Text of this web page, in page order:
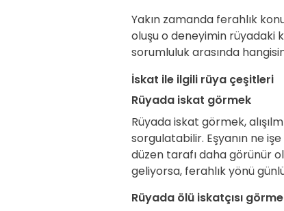
Yakın zamanda ferahlık
oluşu o deneyimin rüyadaki
sorumluluk arasında
İskat ile ilgili rüya çeşitleri
Rüyada iskat görmek
Rüyada iskat görmek,
sorgulatabilir. Eşyanın ne
düzen tarafı daha görünür
geliyorsa, ferahlık yönü
Rüyada ölü iskatçısı